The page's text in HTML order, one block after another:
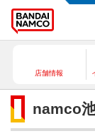
店舗情報
namco